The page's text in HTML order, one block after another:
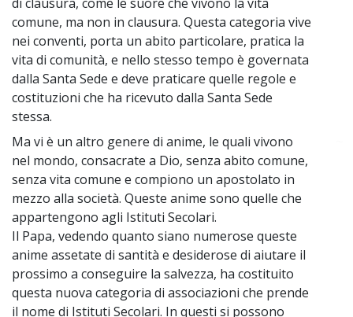
comune, ma non in clausura. Questa categoria vive
nei conventi, porta un abito particolare, pratica la
vita di comunità, e nello stesso tempo è governata
dalla Santa Sede e deve praticare quelle regole e
costituzioni che ha ricevuto dalla Santa Sede
stessa.
Ma vi è un altro genere di anime, le quali vivono
nel mondo, consacrate a Dio, senza abito comune,
senza vita comune e compiono un apostolato in
mezzo alla società. Queste anime sono quelle che
appartengono agli Istituti Secolari.
Il Papa, vedendo quanto siano numerose queste
anime assetate di santità e desiderose di aiutare il
prossimo a conseguire la salvezza, ha costituito
questa nuova categoria di associazioni che prende
il nome di Istituti Secolari. In questi si possono